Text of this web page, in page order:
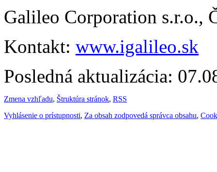
Galileo Corporation s.r.o.,
Kontakt: www.igalileo.sk
Posledná aktualizácia:
Zmena vzhľadu, Štruktúra stránok, RSS
Vyhlásenie o prístupnosti, Za obsah zodpovedá správca obsahu,